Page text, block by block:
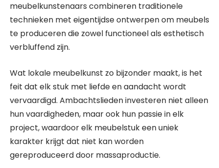
meubelkunstenaars combineren traditionele
technieken met eigentijdse ontwerpen om meubels
te produceren die zowel functioneel als esthetisch
verbluffend zijn.
Wat lokale meubelkunst zo bijzonder maakt, is het
feit dat elk stuk met liefde en aandacht wordt
vervaardigd. Ambachtslieden investeren niet alleen
hun vaardigheden, maar ook hun passie in elk
project, waardoor elk meubelstuk een uniek
karakter krijgt dat niet kan worden
gereproduceerd door massaproductie.